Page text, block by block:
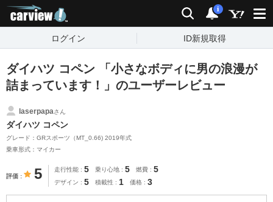
検索 通知
i
ログイン ID新規取得
ダイハツ コペン 「小さなボディに男の浪漫が
詰まっています！」のユーザーレビュー
laserpapaさん
ダイハツ コペン
グレード：GRスポーツ（MT_0.66) 2019年式
乗車形式：マイカー
評価 5 走行性能 5 乗り心地 5 燃費 5
デザイン 5 積載性 1 価格 3